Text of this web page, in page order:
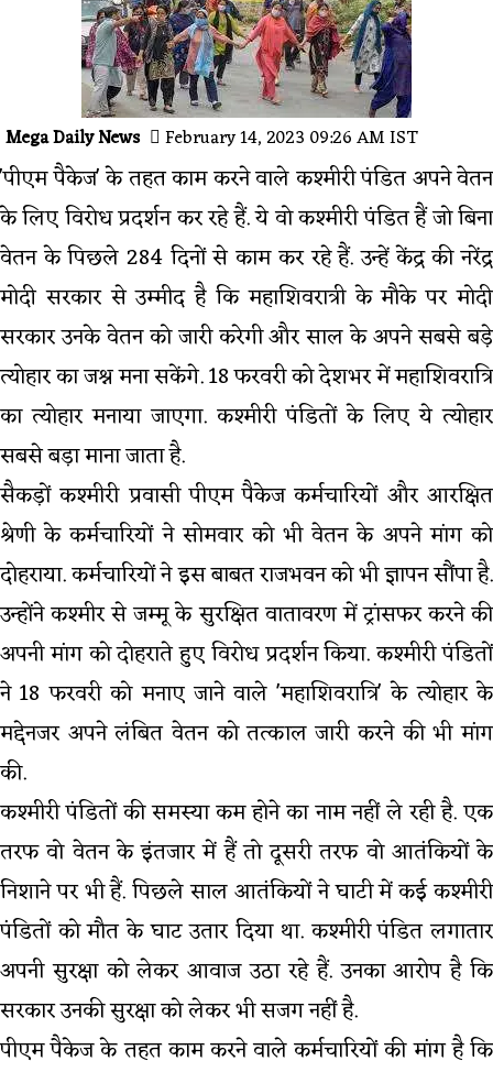
Mega Daily News February 14, 2023 09:26 AM IST
'पीएम पैकेज' के तहत काम करने वाले कश्मीरी पंडित अपने वेतन
के लिए विरोध प्रदर्शन कर रहे हैं. ये वो कश्मीरी पंडित हैं जो बिना
वेतन के पिछले 284 दिनों से काम कर रहे हैं. उन्हें केंद्र की नरेंद्र
मोदी सरकार से उम्मीद है कि महाशिवरात्री के मौके पर मोदी
सरकार उनके वेतन को जारी करेगी और साल के अपने सबसे बड़े
त्योहार का जश्न मना सकेंगे. 18 फरवरी को देशभर में महाशिवरात्रि
का त्योहार मनाया जाएगा. कश्मीरी पंडितों के लिए ये त्योहार
सबसे बड़ा माना जाता है.
सैकड़ों कश्मीरी प्रवासी पीएम पैकेज कर्मचारियों और आरक्षित
श्रेणी के कर्मचारियों ने सोमवार को भी वेतन के अपने मांग को
दोहराया. कर्मचारियों ने इस बाबत राजभवन को भी ज्ञापन सौंपा है.
उन्होंने कश्मीर से जम्मू के सुरक्षित वातावरण में ट्रांसफर करने की
अपनी मांग को दोहराते हुए विरोध प्रदर्शन किया. कश्मीरी पंडितों
ने 18 फरवरी को मनाए जाने वाले 'महाशिवरात्रि' के त्योहार के
मद्देनजर अपने लंबित वेतन को तत्काल जारी करने की भी मांग
की.
कश्मीरी पंडितों की समस्या कम होने का नाम नहीं ले रही है. एक
तरफ वो वेतन के इंतजार में हैं तो दूसरी तरफ वो आतंकियों के
निशाने पर भी हैं. पिछले साल आतंकियों ने घाटी में कई कश्मीरी
पंडितों को मौत के घाट उतार दिया था. कश्मीरी पंडित लगातार
अपनी सुरक्षा को लेकर आवाज उठा रहे हैं. उनका आरोप है कि
सरकार उनकी सुरक्षा को लेकर भी सजग नहीं है.
पीएम पैकेज के तहत काम करने वाले कर्मचारियों की मांग है कि